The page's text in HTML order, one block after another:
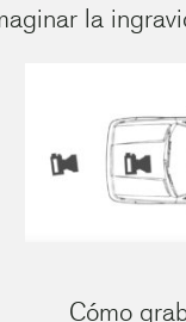
la
Cómo